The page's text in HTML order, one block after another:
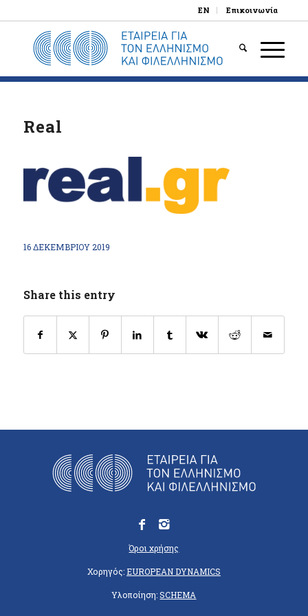
EN Επικοινωνία
Real
16 ΔΕΚΕΜΒΡΊΟΥ 2019
Share this entry
Όροι χρήσης
Χορηγός:EUROPEAN DYNAMICS
Υλοποίηση:SCHEMA